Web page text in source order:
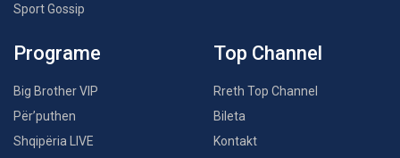
Sport Gossip
Programe
Big Brother VIP
Për’puthen
Shqipëria LIVE
Top Channel
Rreth Top Channel
Bileta
Kontakt